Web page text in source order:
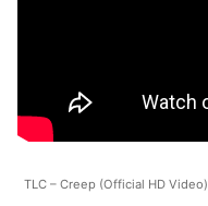
TLC – Creep (Official HD Video)